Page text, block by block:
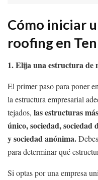
Cómo iniciar
roofing en
1. Elija una estructura de
El primer paso para poner
la estructura empresarial
tejados, las estructuras
único, sociedad,
y sociedad anónima.
para determinar qué
Si optas por una empresa